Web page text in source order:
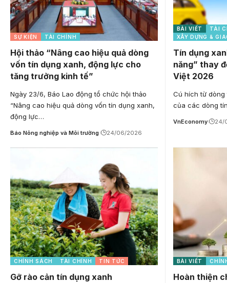
SỰ KIỆN TÀI CHÍNH
Hội thảo “Nâng cao hiệu quả dòng
vốn tín dụng xanh, động lực cho
tăng trưởng kinh tế”
Ngày 23/6, Báo Lao động tổ chức hội thảo
“Nâng cao hiệu quả dòng vốn tín dụng xanh,
động lực…
Báo Nông nghiệp và Môi trường 24/06/2026
BÀI VIẾT
TÀI
XÂY DỰNG &
Tín dụng
năng” thay
Việt 2026
Cú hích từ dòng
của các dòng
VnEconomy 24/
CHÍNH SÁCH TÀI CHÍNH TIN TỨC
Gỡ rào cản tín dụng xanh
BÀI VIẾT
Hoàn thiện